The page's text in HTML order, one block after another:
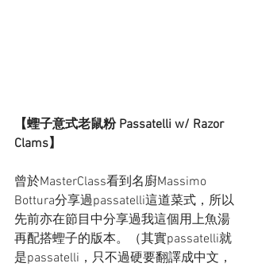
【蟶子意式老鼠粉 Passatelli w/ Razor
Clams】
曾於MasterClass看到名廚Massimo
Bottura分享過passatelli這道菜式，所以
先前亦在節目中分享過我這個用上魚湯
再配搭蟶子的版本。（其實passatelli就
是passatelli，只不過硬要翻譯成中文，